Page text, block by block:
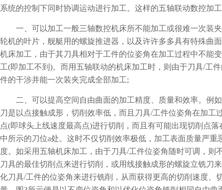
系统的控制下同时协调运动进行加工。这样的五轴联动数控加
一、可以加工一般三轴数控机床所不能加工或很难一次装
轮机的叶片，舰艇用的螺旋推进器，以及许许多多具有特殊曲
机床加工，由于其刀具相对于工件的位姿角在加工过程中不能
工(即加工不到)。而用五轴联动的机床加工时，则由于刀具/工
件的干涉并能一次装夹完成全部加工;
二、可以提高空间自由曲面的加工精度、质量和效率。例
刀是以点接触成形，切削效率低，而且刀具/工件位姿角在加
点(即球头上线速度最高点)进行切削，而且有可能出现切削点
中所示的刀位a处。这时不仅切削效率极低，加工表面质量严
度。如采用五轴机床加工，由于刀具/工件位姿角随时可调，
刀具的最佳切削点来进行切削，或用线接触成形的螺旋立铣刀
化刀具/工件的位姿角来进行铣削，从而获得更高的切削速度